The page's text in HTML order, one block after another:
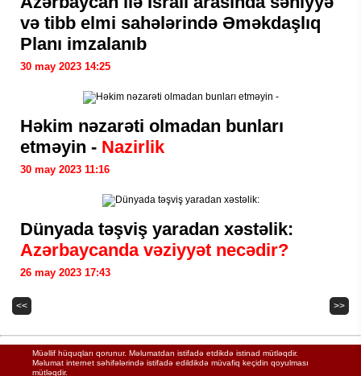
və tibb elmi sahələrində Əməkdaşlıq
Planı imzalanıb
30 may 2023 14:25
Həkim nəzarəti olmadan bunları
etməyin - Nazirlik
30 may 2023 11:16
Dünyada təşviş yaradan xəstəlik:
Azərbaycanda vəziyyət necədir?
26 may 2023 17:43
<< >>
Müəllif hüquqları qorunur. Məlumatdan istifadə etdikdə istinad mütləqdir.
Məlumat internet səhifələrində istifadə edildikdə müvafiq keçidin qoyulması
mütləqdir.